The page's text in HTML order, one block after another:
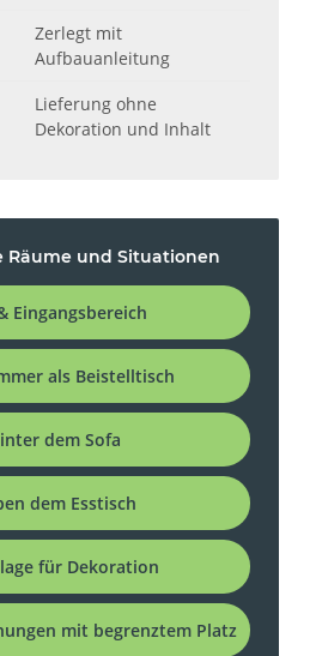
Zerlegt mit
Aufbauanleitung
Lieferung ohne
Dekoration und Inhalt
Räume und Situationen
Eingangsbereich
als Beistelltisch
dem Sofa
dem Esstisch
für Dekoration
mit begrenztem Platz